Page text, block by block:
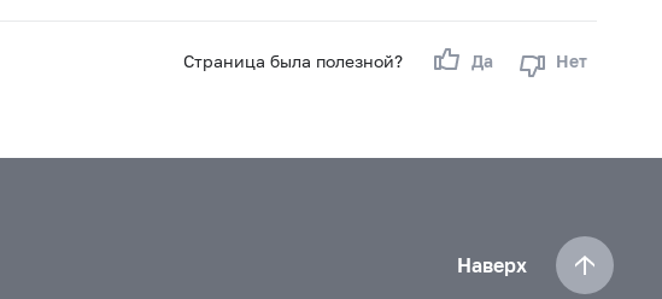
Страница была полезной? Да Нет
Наверх